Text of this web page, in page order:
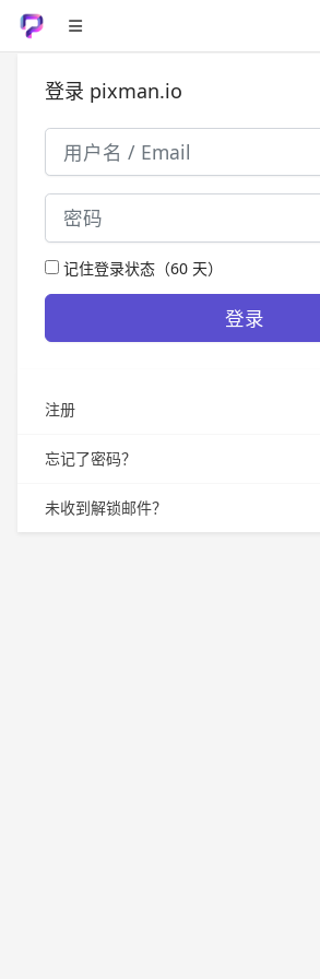
登录 pixman.io
记住登录状态（60 天）
注册
忘记了密码？
未收到解锁邮件？